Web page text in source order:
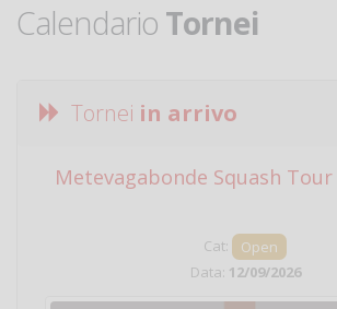
Calendario Tornei
Tornei in arrivo
Metevagabonde Squash Tour
Cat:
Open
Data: 12/09/2026